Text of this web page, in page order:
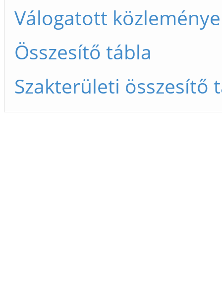
Válogatott
Összesítő tábla
Szakterületi összesítő